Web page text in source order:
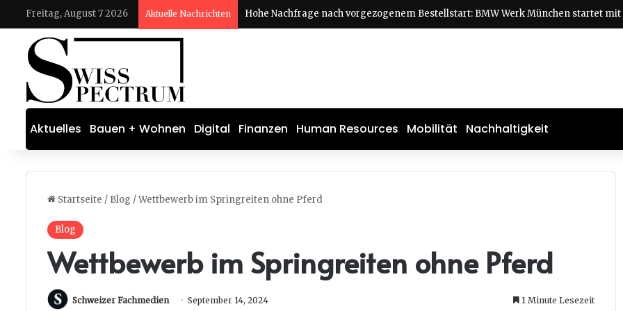
Freitag, August 7 2026 Aktuelle Nachrichten
Aktuelles Bauen + Wohnen Digital Finanzen Human Resources Mobilität Nachhaltigkeit
Startseite / Blog /Wettbewerb im Springreiten ohne Pferd
Blog
Wettbewerb im Springreiten ohne Pferd
Schweizer Fachmedien September 14, 2024 1 Minute Lesezeit